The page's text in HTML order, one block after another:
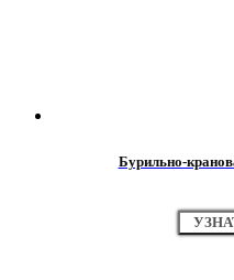
Бурильно-